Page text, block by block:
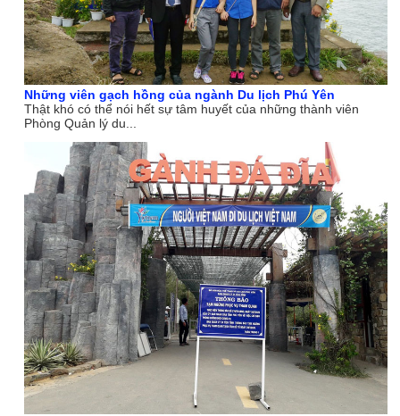
Những viên gạch hồng của ngành Du lịch Phú Yên
Thật khó có thể nói hết sự tâm huyết của những thành viên
Phòng Quản lý du...